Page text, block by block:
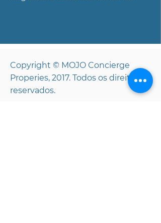
Copyright © MOJO Concierge
Properies, 2017. Todos os direitos
reservados.